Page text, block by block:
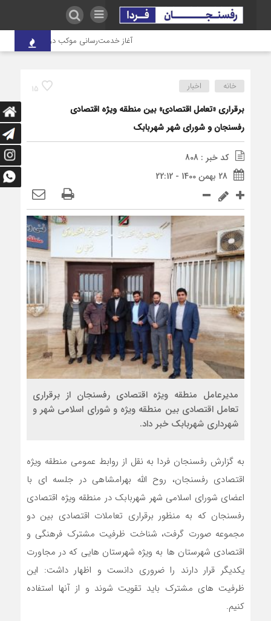
آغاز خدمت‌رسانی موکب درمانی شهدای
15 خانه اخبار
برقراری «تعامل اقتصادی» بین منطقه ویژه اقتصادی
رفسنجان و شورای شهر شهربابک
کد خبر : 808
28 بهمن 1400 - 22:12
مدیرعامل منطقه ویژه اقتصادی رفسنجان از برقراری
تعامل اقتصادی بین منطقه ویژه و شورای اسلامی شهر و
شهرداری شهربابک خبر داد.
به گزارش رفسنجان فردا به نقل از روابط عمومی منطقه ویژه
اقتصادی رفسنجان، روح الله بهرامشاهی در جلسه ای با
اعضای شورای اسلامی شهر شهربابک در منطقه ویژه اقتصادی
رفسنجان که به منظور برقراری تعاملات اقتصادی بین دو
مجموعه صورت گرفت، شناخت ظرفیت مشترک فرهنگی و
اقتصادی شهرستان ها به ویژه شهرستان هایی که در مجاورت
یکدیگر قرار دارند را ضروری دانست و اظهار داشت: این
ظرفیت های مشترک باید تقویت شوند و از آنها استفاده
کنیم.